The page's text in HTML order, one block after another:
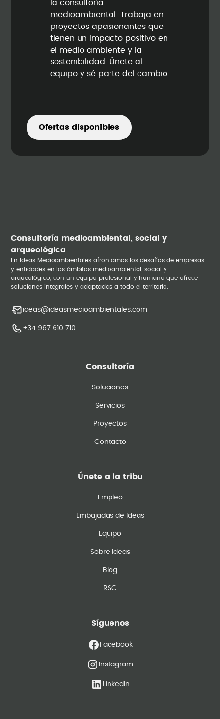
la consultoría
medioambiental. Trabaja en
proyectos apasionantes que
tienen un impacto positivo en
el medio ambiente y la
sostenibilidad. Únete al
equipo y sé parte del cambio.
Ofertas disponibles
Consultoría medioambiental, social y
arqueológica
En Ideas Medioambientales afrontamos los desafíos de empresas
y entidades en los ámbitos medioambiental, social y
arqueológico, con un equipo profesional y humano que ofrece
soluciones integrales y adaptadas a todo el territorio.
ideas@ideasmedioambientales.com
+34 967 610 710
Consultoría
Soluciones
Servicios
Proyectos
Contacto
Únete a la tribu
Empleo
Embajadas de Ideas
Equipo
Sobre Ideas
Blog
RSC
Síguenos
Facebook
Instagram
LinkedIn